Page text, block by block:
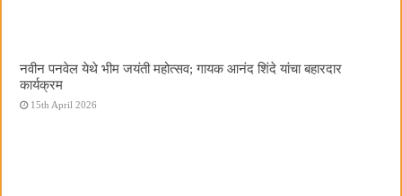
नवीन पनवेल येथे भीम जयंती महोत्सव; गायक आनंद शिंदे यांचा बहारदार
कार्यक्रम
15th April 2026